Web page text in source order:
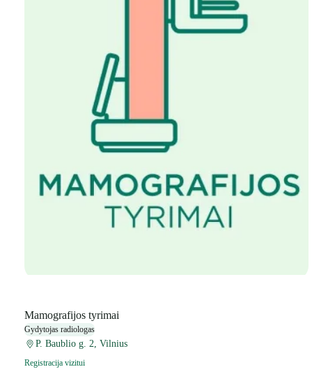
Mamografijos tyrimai
Gydytojas radiologas
P. Baublio g. 2, Vilnius
Registracija vizitui